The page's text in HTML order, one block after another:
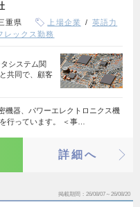
重県 上場企業
英語力
レックス勤務
システム関
共同で、顧客
機器、パワーエレクトロニクス機
行っています。 ＜事…
詳細へ
掲載期間 26/08/07～26/08/20